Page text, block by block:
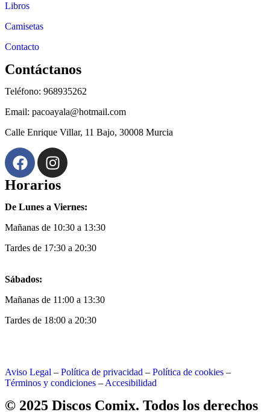
Libros
Camisetas
Contacto
Contáctanos
Teléfono: 968935262
Email: pacoayala@hotmail.com
Calle Enrique Villar, 11 Bajo, 30008 Murcia
Horarios
De Lunes a Viernes:
Mañanas de 10:30 a 13:30
Tardes de 17:30 a 20:30
Sábados:
Mañanas de 11:00 a 13:30
Tardes de 18:00 a 20:30
Aviso Legal – Política de privacidad – Política de cookies –
Términos y condiciones – Accesibilidad
© 2025 Discos Comix. Todos los derechos